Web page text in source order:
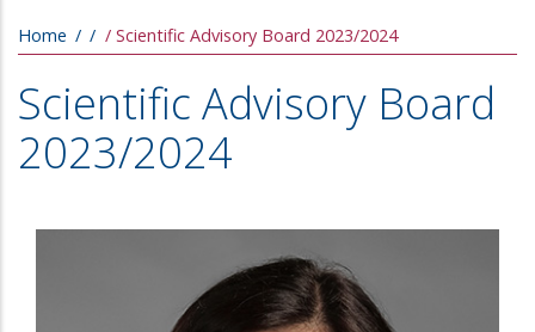
Breadcrumb
Home Scientific Advisory Board 2023/2024
Scientific Advisory Board
2023/2024